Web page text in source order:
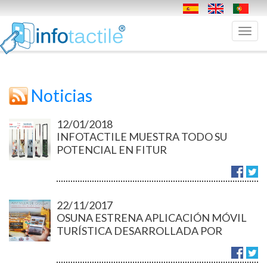
Noticias
12/01/2018
INFOTACTILE MUESTRA TODO SU
POTENCIAL EN FITUR
22/11/2017
OSUNA ESTRENA APLICACIÓN MÓVIL
TURÍSTICA DESARROLLADA POR